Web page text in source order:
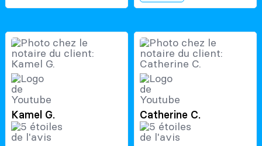
Kamel G. Catherine C.